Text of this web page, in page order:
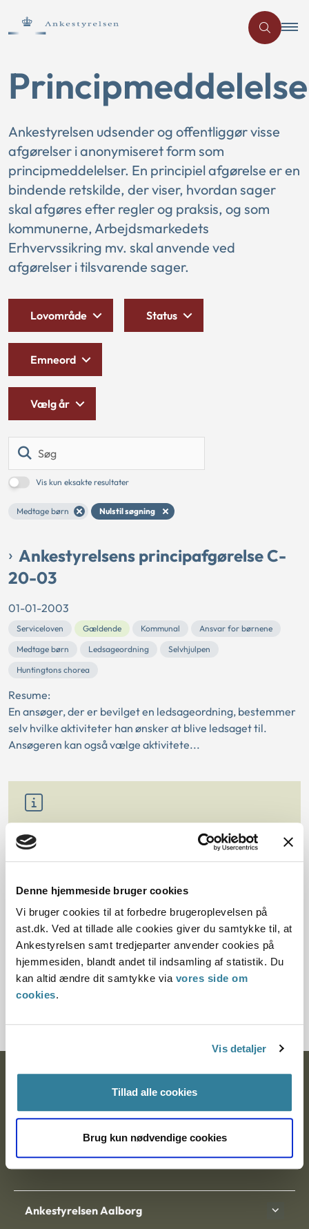
Denne hjemmeside bruger cookies
Vi bruger cookies til at forbedre brugeroplevelsen på
ast.dk. Ved at tillade alle cookies giver du samtykke til, at
Ankestyrelsen samt tredjeparter anvender cookies på
hjemmesiden, blandt andet til indsamling af statistik. Du
kan altid ændre dit samtykke via vores side om
cookies.
Vis detaljer
Tillad alle cookies
Brug kun nødvendige cookies
Ankestyrelsen udsender og offentliggør visse
afgørelser i anonymiseret form som
principmeddelelser. En principiel afgørelse er en
bindende retskilde, der viser, hvordan sager
skal afgøres efter regler og praksis, og som
kommunerne, Arbejdsmarkedets
Erhvervssikring mv. skal anvende ved
afgørelser i tilsvarende sager.
Vis kun eksakte resultater
Medtage børn Nulstil søgning
Lovområde Status
Emneord
Vælg år
Ankestyrelsens principafgørelse C-
20-03
01-01-2003
Serviceloven Gældende Kommunal
Ansvar for børnene
Medtage børn
Ledsageordning
Selvhjulpen
Huntingtons chorea
Resume:
En ansøger, der er bevilget en ledsageordning, bestemmer
selv hvilke aktiviteter han ønsker at blive ledsaget til.
Ansøgeren kan også vælge aktivitete...
Søgning
for præcise søgeresultater.
LÆS MERE
Om principmeddelelser
Postadresse:
Nytorv 7, 2. sal
9000 Aalborg
Ankestyrelsen Aalborg